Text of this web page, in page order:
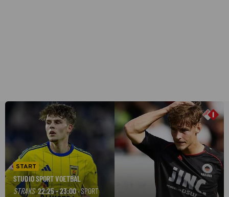
START
STUDIO SPORT VOETBAL
STRAKS 22:25 - 23:00· SPORT